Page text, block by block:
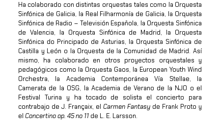
Ha colaborado con distintas orquestas tales como la Orquesta
Sinfónica de Galicia, la Real Filharmonía de Galicia, la Orquesta
Sinfónica de Radio – Televisión Española, la Orquesta Sinfónica
de Valencia, la Orquesta Sinfónica de Madrid, la Orquesta
Sinfónica do Principado de Asturias, la Orquesta Sinfónica de
Castilla y León o la Orquesta de la Comunidad de Madrid. Así
mismo, ha colaborado en otros proyectos orquestales y
pedagógicos como la Orquesta Gaos, la European Youth Wind
Orchestra, Ia Academia Contemporánea Vía Stellae, la
Camerata de la OSG, la Academia de Verano de la NJO o el
Festival Turina y ha tocado de solista el concierto para
contrabajo de J. Françaix, el Carmen Fantasy de Frank Proto y
el Concertino op. 45 no 11 de L. E. Larsson.